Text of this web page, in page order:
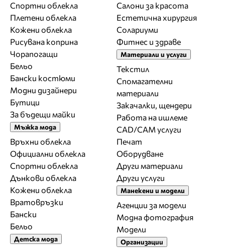
Спортни облекла
Плетени облекла
Кожени облекла
Рисувана коприна
Чорапогащи
Бельо
Бански костюми
Модни дизайнери
Бутици
За бъдещи майки
Мъжка мода
Връхни облекла
Официални облекла
Спортни облекла
Дънкови облекла
Кожени облекла
Вратовръзки
Бански
Бельо
Детска мода
Салони за красота
Естетична хирургия
Солариуми
Фитнес и здраве
Материали и услуги
Текстил
Спомагателни
материали
Закачалки, щендери
Работа на ишлеме
CAD/CAM услуги
Печат
Оборудване
Други материали
Други услуги
Манекени и модели
Агенции за модели
Модна фотография
Модели
Организации